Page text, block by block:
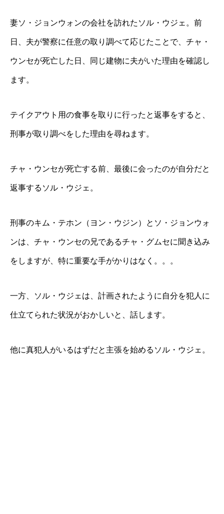
妻ソ・ジョンウォンの会社を訪れたソル・ウジェ。前
日、夫が警察に任意の取り調べて応じたことで、チャ・
ウンセが死亡した日、同じ建物に夫がいた理由を確認し
ます。
テイクアウト用の食事を取りに行ったと返事をすると、
刑事が取り調べをした理由を尋ねます。
チャ・ウンセが死亡する前、最後に会ったのが自分だと
返事するソル・ウジェ。
刑事のキム・テホン（ヨン・ウジン）とソ・ジョンウォ
ンは、チャ・ウンセの兄であるチャ・グムセに聞き込み
をしますが、特に重要な手がかりはなく。。。
一方、ソル・ウジェは、計画されたように自分を犯人に
仕立てられた状況がおかしいと、話します。
他に真犯人がいるはずだと主張を始めるソル・ウジェ。